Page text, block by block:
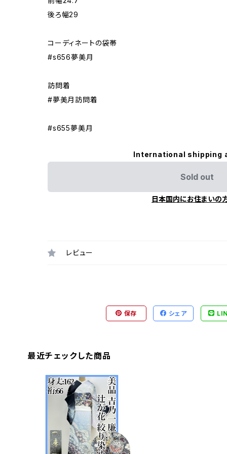
後ろ幅29
コーディネートの袋帯
#s656夢美月
訪問着
#夢美月訪問着
#s655夢美月
International shipping
Sold out
日本国内にお住まいの
レビュー
保存 シェア
最近チェックした商品